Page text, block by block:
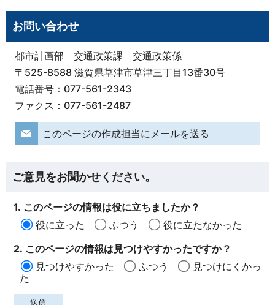
お問い合わせ
都市計画部 交通政策課 交通政策係
〒525-8588 滋賀県草津市草津三丁目13番30号
電話番号：077-561-2343
ファクス：077-561-2487
このページの作成担当にメールを送る
ご意見をお聞かせください。
1. このページの情報は役に立ちましたか？
役に立った
ふつう
役に立たなかった
2. このページの情報は見つけやすかったですか？
見つけやすかった
ふつう
見つけにくかっ
た